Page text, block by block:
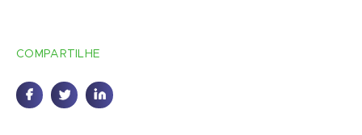
COMPARTILHE